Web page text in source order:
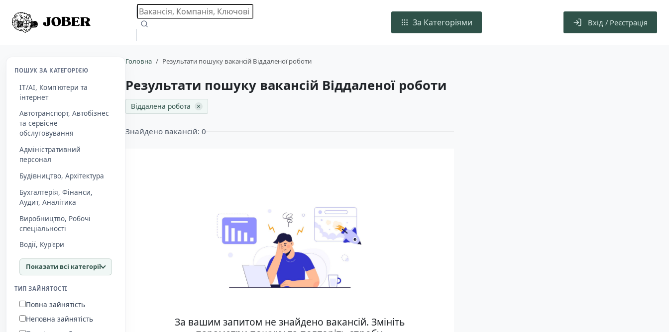
За Категоріями Вхід / Реєстрація
ПОШУК ЗА КАТЕГОРІЄЮ
IT/AI, Комп'ютери та
інтернет
Автотранспорт, Автобізнес
та сервісне
обслуговування
Адміністративний
персонал
Будівництво, Архітектура
Бухгалтерія, Фінанси,
Aудит, Аналітика
Виробництво, Робочі
спеціальності
Водії, Кур'єри
Показати всі категорії
ТИП ЗАЙНЯТОСТІ
Повна зайнятість
Неповна зайнятість
Головна Результати пошуку вакансій Віддаленої роботи
Результати пошуку вакансій Віддаленої роботи
Віддалена робота ×
Знайдено вакансій: 0
За вашим запитом не знайдено вакансій. Змініть